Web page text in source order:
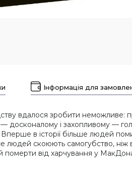
Інформація для
вдалося зробити неможливе:
досконалому і захопливому —
в історії більше людей
людей скоюють самогубство,
померти від харчування у